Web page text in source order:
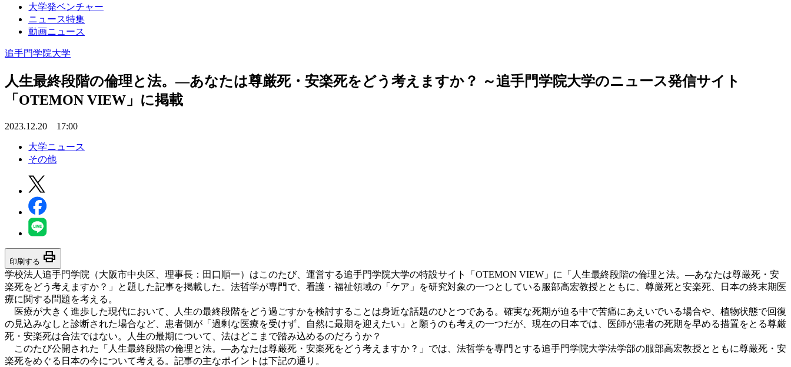
大学発ベンチャー
ニュース特集
動画ニュース
追手門学院大学
人生最終段階の倫理と法。―あなたは尊厳死・安楽死をどう考えますか？ ～追手門学院大学のニュース発信サイト
「OTEMON VIEW」に掲載
2023.12.20 17:00
大学ニュース
その他
印刷する print
学校法人追手門学院（大阪市中央区、理事長：田口順一）はこのたび、運営する追手門学院大学の特設サイト「OTEMON VIEW」に「人生最終段階の倫理と法。―あなたは尊厳死・安
楽死をどう考えますか？」と題した記事を掲載した。法哲学が専門で、看護・福祉領域の「ケア」を研究対象の一つとしている服部高宏教授とともに、尊厳死と安楽死、日本の終末期医
療に関する問題を考える。
医療が大きく進歩した現代において、人生の最終段階をどう過ごすかを検討することは身近な話題のひとつである。確実な死期が迫る中で苦痛にあえいでいる場合や、植物状態で回復
の見込みなしと診断された場合など、患者側が「過剰な医療を受けず、自然に最期を迎えたい」と願うのも考えの一つだが、現在の日本では、医師が患者の死期を早める措置をとる尊厳
死・安楽死は合法ではない。人生の最期について、法はどこまで踏み込めるのだろうか？
このたび公開された「人生最終段階の倫理と法。―あなたは尊厳死・安楽死をどう考えますか？」では、法哲学を専門とする追手門学院大学法学部の服部高宏教授とともに尊厳死・安
楽死をめぐる日本の今について考える。記事の主なポイントは下記の通り。